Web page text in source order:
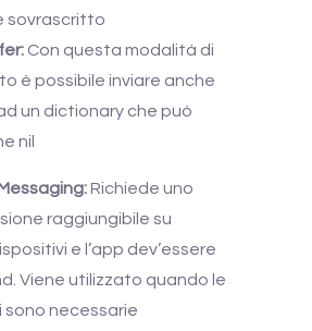
sovrascritto
Con questa modalità di
è possibile inviare anche
un dictionary che può
nil
Richiede uno
raggiungibile su
e l’app dev’essere
Viene utilizzato quando le
sono necessarie